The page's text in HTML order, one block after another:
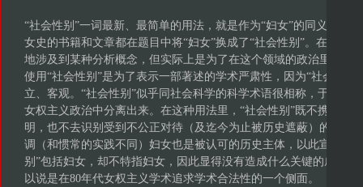
“社会性别”一词最新、最简单的用法，就是作为“妇女”的同义词。
女史的书籍和文章都在题目中将“妇女”换成了“社会性别”。在有些
地涉及到某种分析概念，但实际上是为了在这个领域的政治里更容
使用“社会性别”是为了表示一部著述的学术严肃性，因为“社会性别
立、客观。“社会性别”似乎同社会科学的科学术语很相称，于是它
女权主义政治中分离出来。在这种用法里，“社会性别”既不携带着
明，也不去识别受到不公正对待（及迄今为止被历史遮蔽）的一方
调（和惯常的实践不同）妇女也是被认可的历史主体，以此宣告了
别”包括妇女，却不特指妇女，因此显得没有造成什么关键的威胁。
以说是在80年代女权主义学术追求学术合法性的一个侧面。